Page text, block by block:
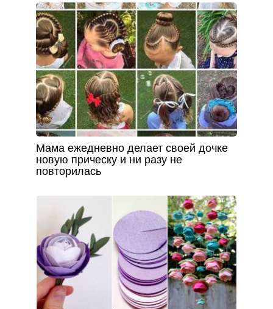
Мама ежедневно делает своей дочке
новую прическу и ни разу не
повторилась